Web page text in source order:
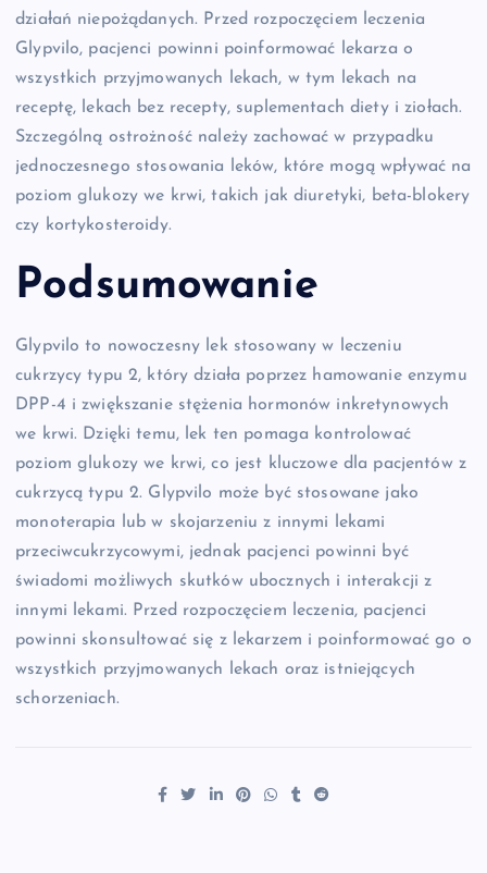
działań niepożądanych. Przed rozpoczęciem leczenia
Glypvilo, pacjenci powinni poinformować lekarza o
wszystkich przyjmowanych lekach, w tym lekach na
receptę, lekach bez recepty, suplementach diety i ziołach.
Szczególną ostrożność należy zachować w przypadku
jednoczesnego stosowania leków, które mogą wpływać na
poziom glukozy we krwi, takich jak diuretyki, beta-blokery
czy kortykosteroidy.
Podsumowanie
Glypvilo to nowoczesny lek stosowany w leczeniu
cukrzycy typu 2, który działa poprzez hamowanie enzymu
DPP-4 i zwiększanie stężenia hormonów inkretynowych
we krwi. Dzięki temu, lek ten pomaga kontrolować
poziom glukozy we krwi, co jest kluczowe dla pacjentów z
cukrzycą typu 2. Glypvilo może być stosowane jako
monoterapia lub w skojarzeniu z innymi lekami
przeciwcukrzycowymi, jednak pacjenci powinni być
świadomi możliwych skutków ubocznych i interakcji z
innymi lekami. Przed rozpoczęciem leczenia, pacjenci
powinni skonsultować się z lekarzem i poinformować go o
wszystkich przyjmowanych lekach oraz istniejących
schorzeniach.